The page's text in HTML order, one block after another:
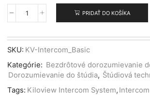
množstvo
Intercom
System
Software-
based
system,
PRIDAŤ DO KOŠÍKA
SKU: KV-Intercom_Basic
Kategórie: Bezdrôtové dorozumievanie
Dorozumievanie do štúdia, Štúdiová
Tags: Kiloview Intercom System,